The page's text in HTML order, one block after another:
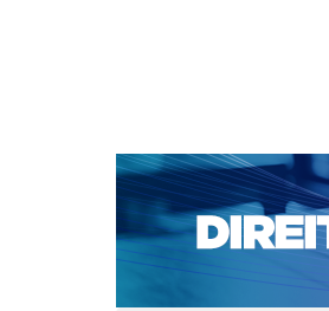
CAPA SOBRE
NOTÍCIAS
EDIÇÕES DE
Capa>v. 301 (2025) >